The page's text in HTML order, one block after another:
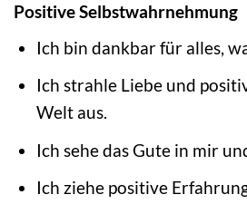
Positive Selbstwahrnehmung
Ich bin dankbar für alles,
Ich strahle Liebe und
Welt aus.
Ich sehe das Gute in mir
Ich ziehe positive